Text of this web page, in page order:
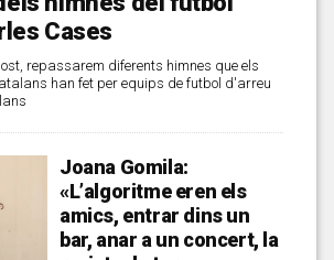
Cases
repassarem diferents himnes que els
han fet per equips de futbol d'arreu
Joana Gomila:
«L’algoritme eren els
amics, entrar dins un
bar, anar a un concert, la